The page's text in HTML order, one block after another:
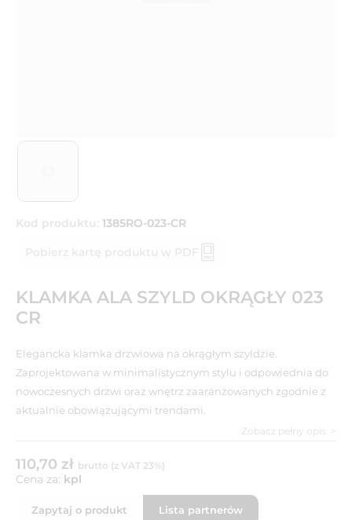
Kod produktu: 1385RO-023-CR
Pobierz kartę produktu w PDF
KLAMKA ALA SZYLD OKRĄGŁY 023
CR
Elegancka klamka drzwiowa na okrągłym szyldzie.
Zaprojektowana w minimalistycznym stylu i odpowiednia do
nowoczesnych drzwi oraz wnętrz zaaranżowanych zgodnie z
aktualnie obowiązującymi trendami.
Zobacz pełny opis
110,70 zł brutto (z VAT 23%)
Cena za: kpl
Zapytaj o produkt Lista partnerów